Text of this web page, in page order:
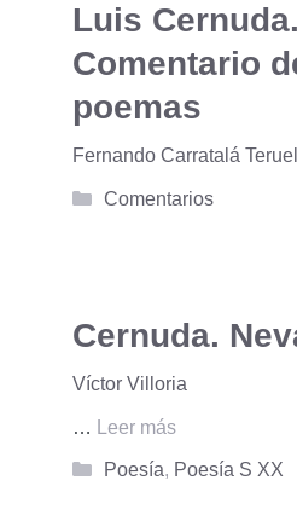
Luis Cernuda.
Comentario
poemas
Fernando Carratalá Teruel
Categorías
Comentarios
Cernuda.
Víctor Villoria
…
Leer más
Categorías
Poesía, Poesía S XX